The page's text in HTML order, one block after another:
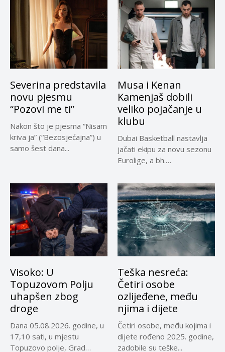
Severina predstavila
novu pjesmu
“Pozovi me ti”
Nakon što je pjesma “Nisam
kriva ja” (“Bezosjećajna”) u
samo šest dana...
Musa i Kenan
Kamenjaš dobili
veliko pojačanje u
klubu
Dubai Basketball nastavlja
jačati ekipu za novu sezonu
Eurolige, a bh.
Visoko: U
Topuzovom Polju
uhapšen zbog
droge
Dana 05.08.2026. godine, u
17,10 sati, u mjestu
Topuzovo polje, Grad
Teška nesreća:
Četiri osobe
ozlijeđene, među
njima i dijete
Četiri osobe, među kojima i
dijete rođeno 2025. godine,
zadobile su teške...